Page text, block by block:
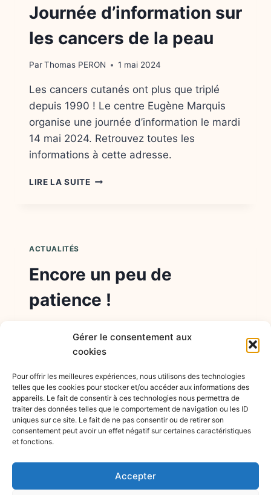
Gérer le consentement aux
cookies
Pour offrir les meilleures expériences, nous utilisons des technologies
telles que les cookies pour stocker et/ou accéder aux informations des
appareils. Le fait de consentir à ces technologies nous permettra de
traiter des données telles que le comportement de navigation ou les ID
uniques sur ce site. Le fait de ne pas consentir ou de retirer son
consentement peut avoir un effet négatif sur certaines caractéristiques
et fonctions.
Accepter
Journée d’information sur
les cancers de la peau
ParThomas PERON 1 mai 2024
Les cancers cutanés ont plus que triplé
depuis 1990 ! Le centre Eugène Marquis
organise une journée d’information le mardi
14 mai 2024. Retrouvez toutes les
informations à cette adresse.
LIRE LA SUITEJOURNÉE
ACTUALITÉS
Encore un peu de
patience !
Bienvenue sur le site des ateliers santé. Ce
revenir le consulter. Vous pouvez nous
contacter par le formulaire de contact
disponible ici.
LIRE LA SUITE
PATIENCE